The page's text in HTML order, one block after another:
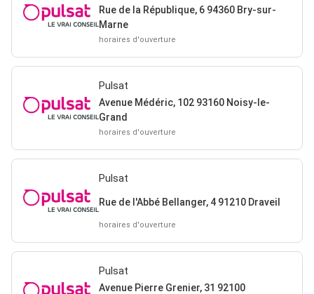
Rue de la République, 6 94360 Bry-sur-
Marne
horaires d'ouverture
Pulsat
Avenue Médéric, 102 93160 Noisy-le-
Grand
horaires d'ouverture
Pulsat
Rue de l'Abbé Bellanger, 4 91210 Draveil
horaires d'ouverture
Pulsat
Avenue Pierre Grenier, 31 92100